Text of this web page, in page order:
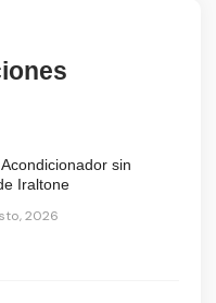
sin
Iraltone
2026